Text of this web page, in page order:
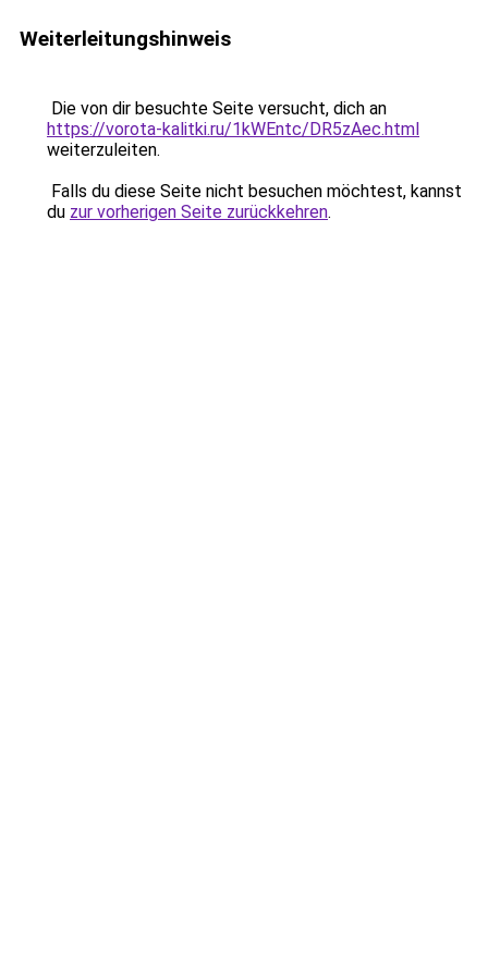
Weiterleitungshinweis
Die von dir besuchte Seite versucht, dich an
https://vorota-kalitki.ru/1kWEntc/DR5zAec.html
weiterzuleiten.
Falls du diese Seite nicht besuchen möchtest, kannst
du zur vorherigen Seite zurückkehren.